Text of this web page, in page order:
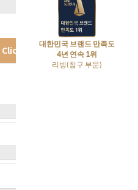
대한민국 브랜드 만족도
4년 연속 1위
리빙(침구 부문)
Click!